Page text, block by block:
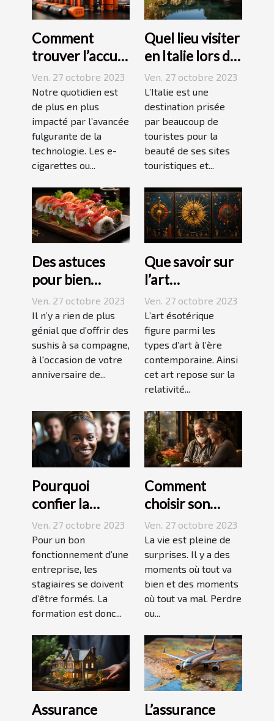
Comment
trouver l’accu
idéal pour sa e-
cigarette ?
Ven. 27 octobre 2023
Notre quotidien est
de plus en plus
impacté par l’avancée
fulgurante de la
technologie. Les e-
cigarettes ou...
Quel lieu visiter
en Italie lors de
vos vacances ?
Ven. 27 octobre 2023
L’Italie est une
destination prisée
par beaucoup de
touristes pour la
beauté de ses sites
touristiques et...
Des astuces
pour bien
réussir ses
sushis !
Ven. 27 octobre 2023
Il n’y a rien de plus
génial que d’offrir des
sushis à sa compagne,
à l'occasion de votre
anniversaire de...
Que savoir sur
l’art
ésotérique ?
Ven. 27 octobre 2023
L’art ésotérique
figure parmi les
types d’art à l’ère
contemporaine. Ainsi
cet art repose sur la
relativité...
Pourquoi
confier la
formation de
ses stagiaires à
JP2A-Génèse ?
Ven. 27 octobre 2023
Pour un bon
fonctionnement d’une
entreprise, les
stagiaires se doivent
d’être formés. La
formation est donc...
Comment
choisir son
assurance
Dépendance ?
Ven. 27 octobre 2023
La vie est pleine de
surprises. Il y a des
moments où tout va
bien et des moments
où tout va mal. Perdre
ou...
Assurance
L’assurance